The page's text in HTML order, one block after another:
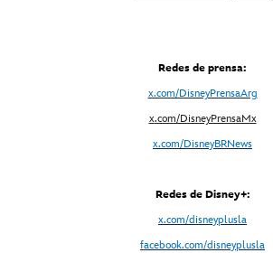
Redes de prensa:
x.com/DisneyPrensaArg
x.com/DisneyPrensaMx
x.com/DisneyBRNews
Redes de Disney+:
x.com/disneyplusla
facebook.com/disneyplusla